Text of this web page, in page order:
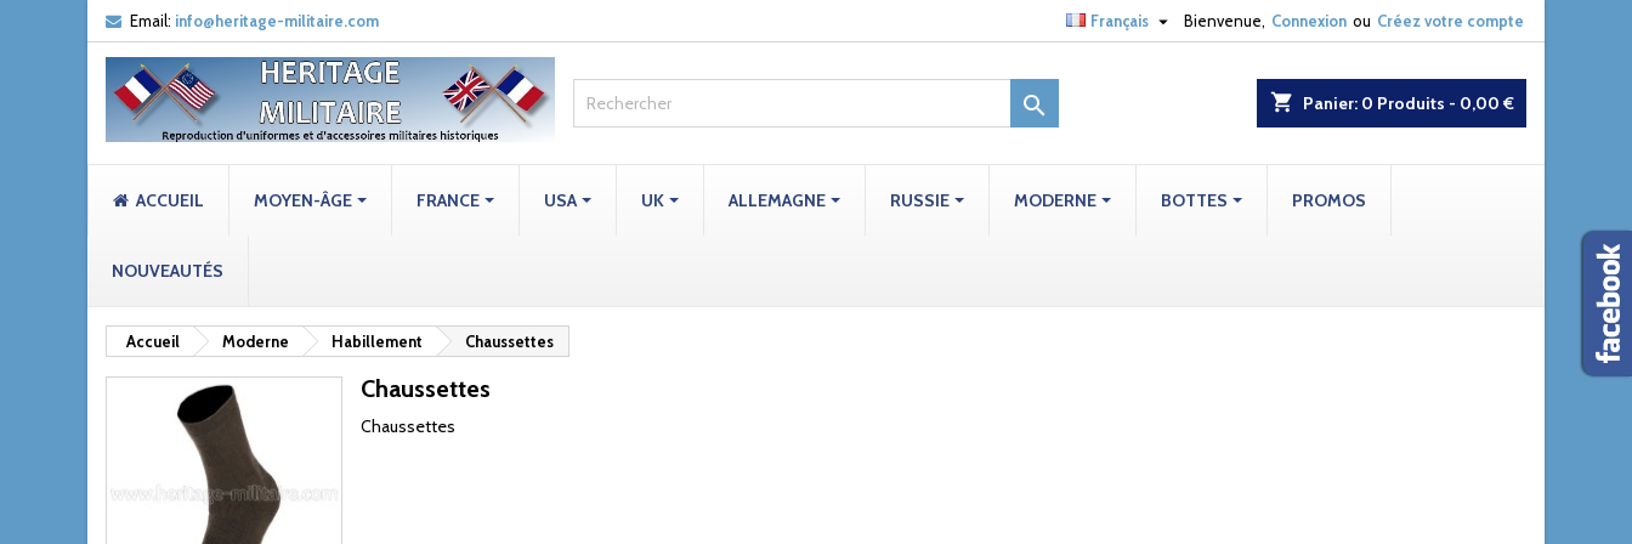
Email: info@heritage-militaire.com Bienvenue, Connexion ou Créez votre compte
Français 
shopping_cart Panier: 0 Produits - 0,00 €

ACCUEIL MOYEN-ÂGE FRANCE USA UK ALLEMAGNE RUSSIE MODERNE BOTTES PROMOS
NOUVEAUTÉS
Accueil Moderne Habillement Chaussettes
Chaussettes
Chaussettes